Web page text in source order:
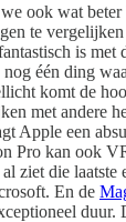
ook wat
te
is
één ding
komt de
met andere
Apple een
Pro kan ook
die laatste
En de